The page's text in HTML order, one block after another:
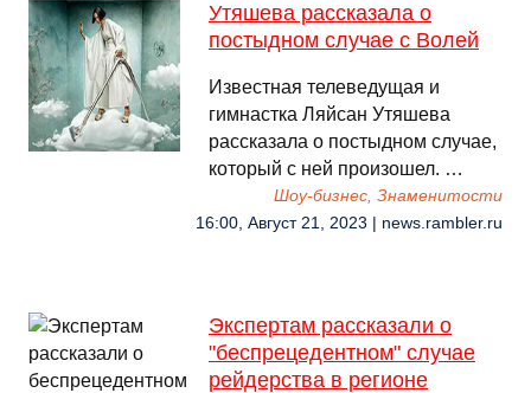
Утяшева рассказала о
постыдном случае с Волей
Известная телеведущая и
гимнастка Ляйсан Утяшева
рассказала о постыдном случае,
который с ней произошел. …
Шоу-бизнес, Знаменитости
16:00, Август 21, 2023 | news.rambler.ru
Экспертам рассказали о
"беспрецедентном" случае
рейдерства в регионе